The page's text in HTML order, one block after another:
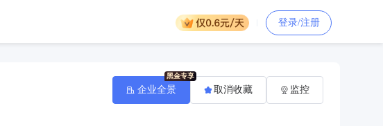
登录/注册
企业全景 取消收藏 监控